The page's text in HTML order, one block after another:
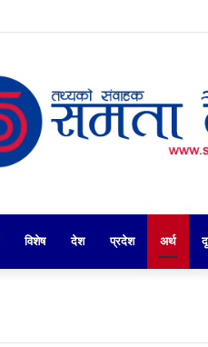
विशेष देश प्रदेश अर्थ